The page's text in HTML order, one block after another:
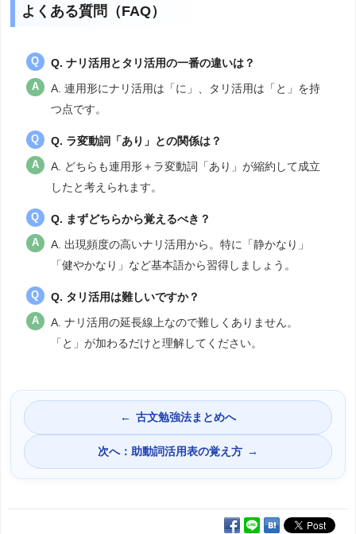
よくある質問（FAQ）
Q. ナリ活用とタリ活用の一番の違いは？
A. 連用形にナリ活用は「に」、タリ活用は「と」を持
つ点です。
Q. ラ変動詞「あり」との関係は？
A. どちらも連用形＋ラ変動詞「あり」が縮約して成立
したと考えられます。
Q. まずどちらから覚えるべき？
A. 出現頻度の高いナリ活用から。特に「静かなり」
「健やかなり」など基本語から習得しましょう。
Q. タリ活用は難しいですか？
A. ナリ活用の延長線上なので難しくありません。
「と」が加わるだけと理解してください。
古文勉強法まとめへ
次へ：助動詞活用表の覚え方